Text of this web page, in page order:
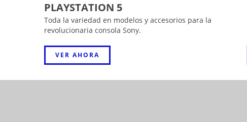
PLAYSTATION 5
Toda la variedad en modelos y accesorios para la
revolucionaria consola Sony.
VER AHORA